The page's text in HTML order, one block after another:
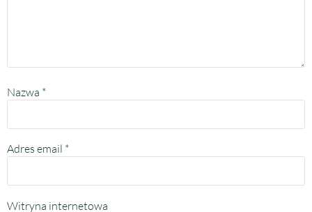
Nazwa *
Adres email *
Witryna internetowa